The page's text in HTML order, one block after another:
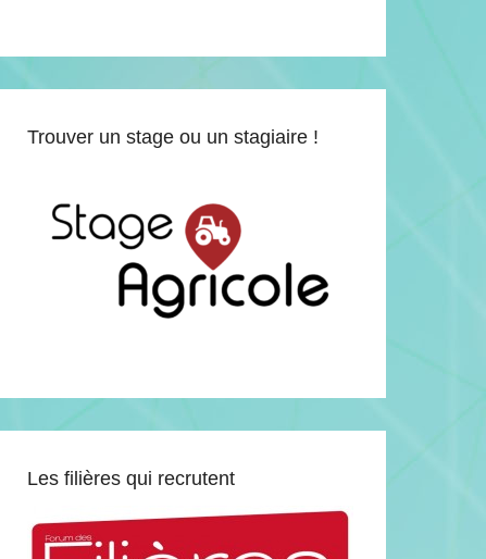
Trouver un stage ou un stagiaire !
Les filières qui recrutent